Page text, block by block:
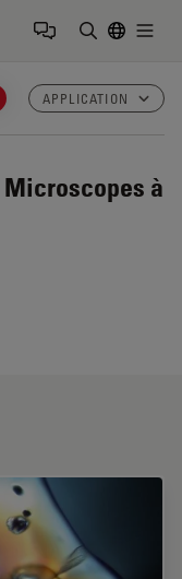
APPLICATION
Microscopes à